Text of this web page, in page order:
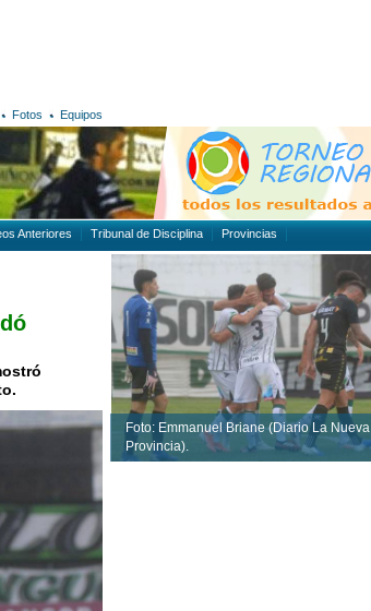
Fotos Equipos
Anteriores Tribunal de Disciplina Provincias
Foto: Emmanuel Briane (Diario La Nueva
Provincia).